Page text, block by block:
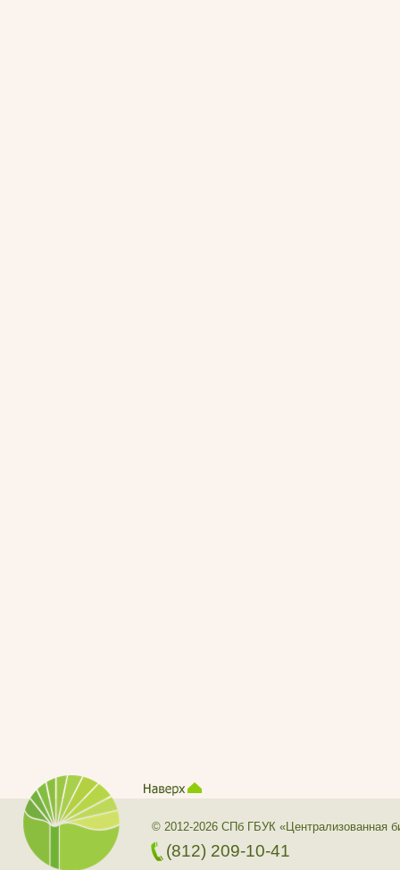
© 2012-2026 СПб ГБУК «Централизованная
(812) 209-10-41